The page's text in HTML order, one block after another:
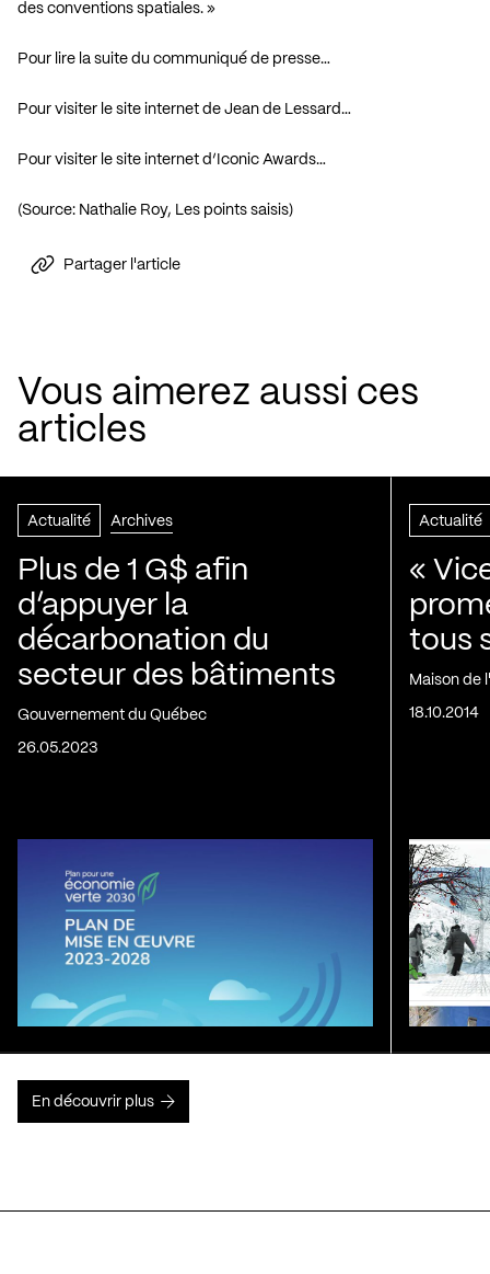
des conventions spatiales. »
Pour lire la suite du communiqué de presse…
Pour visiter le site internet de Jean de Lessard…
Pour visiter le site internet d’Iconic Awards…
(Source: Nathalie Roy, Les points saisis)
Partager l'article
Vous aimerez aussi ces
articles
Actualité Archives
Plus de 1 G$ afin
d’appuyer la
décarbonation du
secteur des bâtiments
Gouvernement du Québec
26.05.2023
Actualité
«
tous
Maison de
18.10.2014
En découvrir plus